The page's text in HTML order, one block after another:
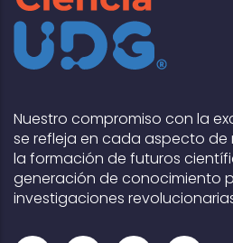
Nuestro compromiso con la
se refleja en cada aspecto de
la formación de futuros
generación de conocimiento
investigaciones